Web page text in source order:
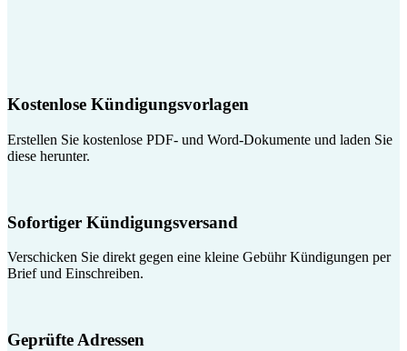
Kostenlose Kündigungsvorlagen
Erstellen Sie kostenlose PDF- und Word-Dokumente und laden Sie
diese herunter.
Sofortiger Kündigungsversand
Verschicken Sie direkt gegen eine kleine Gebühr Kündigungen per
Brief und Einschreiben.
Geprüfte Adressen